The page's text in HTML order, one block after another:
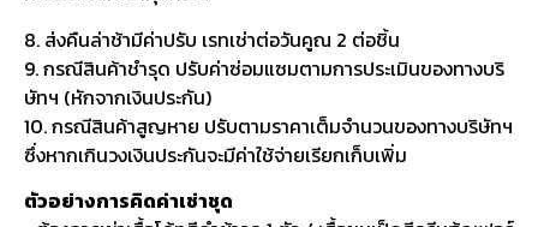
8. ส่งคืนล่าช้ามีค่าปรับ เรทเช่าต่อวันคูณ 2 ต่อชิ้น
9. กรณีสินค้าชำรุด ปรับค่าซ่อมแซมตามการประเมินของทางบริ
ษัทฯ (หักจากเงินประกัน)
10. กรณีสินค้าสูญหาย ปรับตามราคาเต็มจำนวนของทางบริษัทฯ
ซึ่งหากเกินวงเงินประกันจะมีค่าใช้จ่ายเรียกเก็บเพิ่ม
ตัวอย่างการคิดค่าเช่าชุด